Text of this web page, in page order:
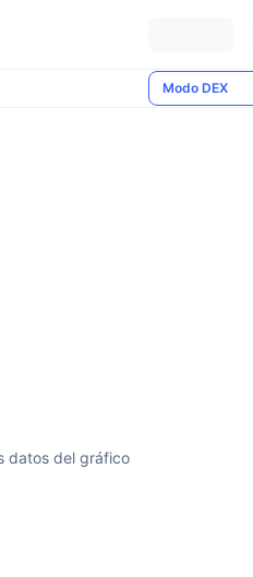
Modo DEX
datos del gráfico